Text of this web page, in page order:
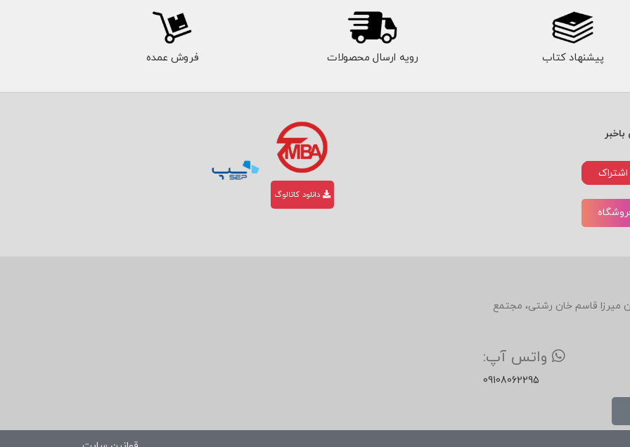
شیشه‌ی کنتیننتال؛
پیشنهاد کتاب رویه ارسال محصولات فروش عمده
اشتراک
دانلود کاتالوگ
روبروی رستوران میرزا قاسم خان رشتی، مجتمع
واتس آپ:
09108062295